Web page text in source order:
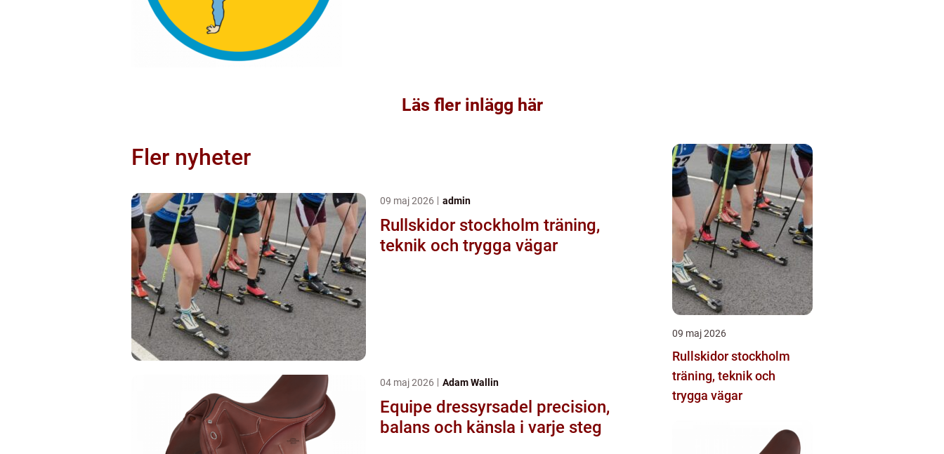
Läs fler inlägg här
Fler nyheter
09 maj 2026 admin
Rullskidor stockholm träning,
teknik och trygga vägar
04 maj 2026 Adam Wallin
Equipe dressyrsadel precision,
balans och känsla i varje steg
09 maj 2026
Rullskidor stockholm
träning, teknik och
trygga vägar